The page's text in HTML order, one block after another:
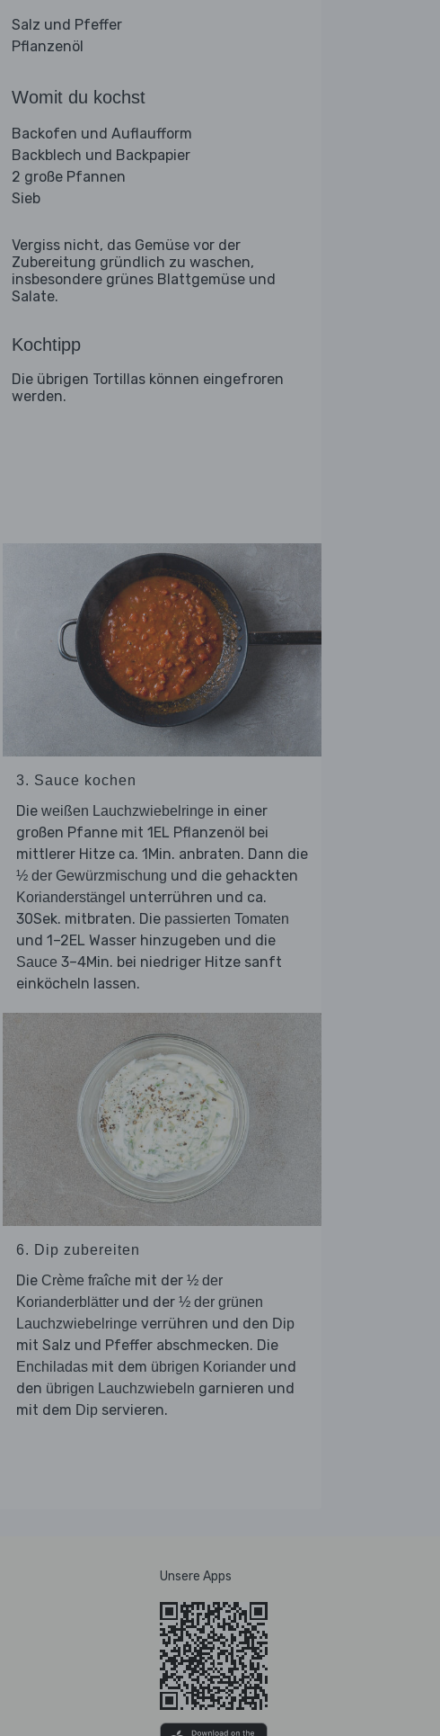
Salz und Pfeffer
Pflanzenöl
Womit du kochst
Backofen und Auflaufform
Backblech und Backpapier
2 große Pfannen
Sieb
Vergiss nicht, das Gemüse vor der
Zubereitung gründlich zu waschen,
insbesondere grünes Blattgemüse und
Salate.
Kochtipp
Die übrigen Tortillas können eingefroren
werden.
3. Sauce kochen
Die weißen Lauchzwiebelringe in einer
großen Pfanne mit 1EL Pflanzenöl bei
mittlerer Hitze ca. 1Min. anbraten. Dann die
½ der Gewürzmischung und die gehackten
Korianderstängel unterrühren und ca.
30Sek. mitbraten. Die passierten Tomaten
und 1–2EL Wasser hinzugeben und die
Sauce 3–4Min. bei niedriger Hitze sanft
einköcheln lassen.
6. Dip zubereiten
Die Crème fraîche mit der ½ der
Korianderblätter und der ½ der grünen
Lauchzwiebelringe verrühren und den Dip
mit Salz und Pfeffer abschmecken. Die
Enchiladas mit dem übrigen Koriander und
den übrigen Lauchzwiebeln garnieren und
mit dem Dip servieren.
Unsere Apps